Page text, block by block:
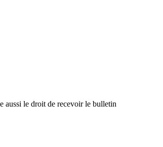
aussi le droit de recevoir le bulletin